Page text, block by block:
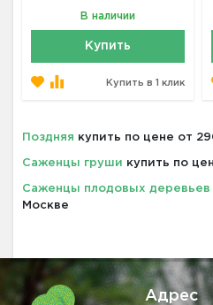
В наличии
Купить
Купить в 1 клик
Поздняя купить по цене от
Саженцы груши купить по
Саженцы плодовых деревьев
Москве
Адрес